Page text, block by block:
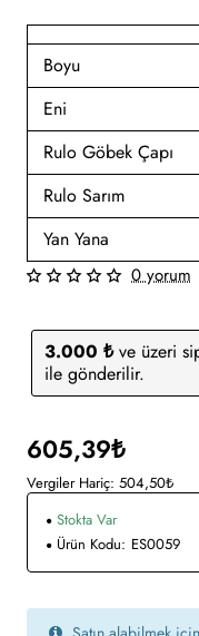
Boyu
Eni
Rulo Göbek Çapı
Rulo Sarım
Yan Yana
3.000 ₺ve üzeri
ile gönderilir.
0 yorum
605,39₺
Vergiler Hariç: 504,50₺
Stokta Var
Ürün Kodu: ES0059